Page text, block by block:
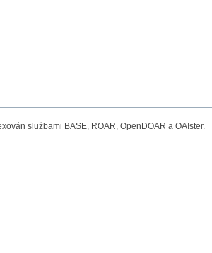
službami BASE, ROAR, OpenDOAR a OAIster.